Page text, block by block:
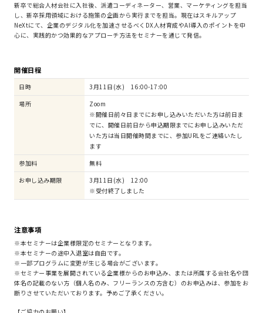
新卒で総合人材会社に入社後、派遣コーディネーター、営業、マーケティングを担当
し、新卒採用領域における施策の企画から実行までを担当。現在はスキルアップ
NeXtにて、企業のデジタル化を加速させるべくDX人材育成やAI導入のポイントを中
心に、実践的かつ効果的なアプローチ方法をセミナーを通じて発信。
開催日程
日時
3月11日(水) 16:00-17:00
場所
Zoom
※開催日前々日までにお申し込みいただいた方は前日ま
でに、開催日前日から申込期限までにお申し込みいただ
いた方は当日開催時間までに、参加URLをご連絡いたし
ます
参加料
無料
お申し込み期限
3月11日(水) 12:00
※受付終了しました
注意事項
※本セミナーは企業様限定のセミナーとなります。
※本セミナーの途中入退室は自由です。
※一部プログラムに変更が生じる場合がございます。
※セミナー事業を展開されている企業様からのお申込み、または所属する会社名や団
体名の記載のない方（個人名のみ、フリーランスの方含む）のお申込みは、参加をお
断りさせていただいております。予めご了承ください。
【ご協力のお願い】